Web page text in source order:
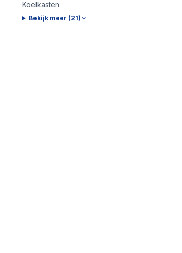
Koelkasten
Bekijk meer (21)